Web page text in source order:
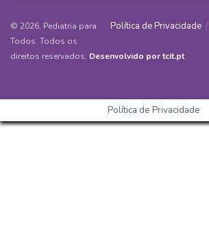
Política de Privacidade
© 2026, Pediatria para
Todos. Todos os
direitos reservados. Desenvolvido por tcit.pt
Política de Privacidade